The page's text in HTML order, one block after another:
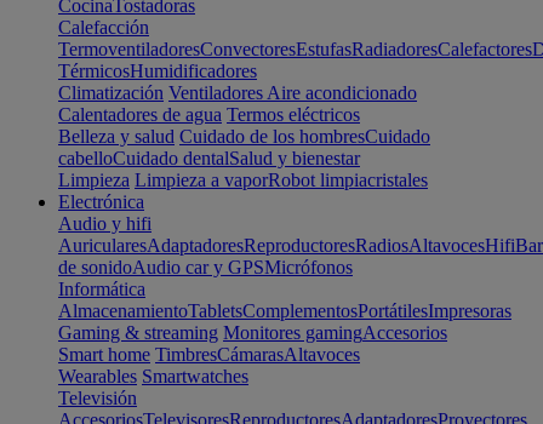
CocinaTostadoras
Calefacción
TermoventiladoresConvectoresEstufasRadiadoresCalefactores
TérmicosHumidificadores
Climatización Ventiladores Aire acondicionado
Calentadores de agua Termos eléctricos
Belleza y salud Cuidado de los hombresCuidado
cabelloCuidado dentalSalud y bienestar
Limpieza Limpieza a vaporRobot limpiacristales
Electrónica
Audio y hifi
AuricularesAdaptadoresReproductoresRadiosAltavocesHifi
de sonidoAudio car y GPSMicrófonos
Informática
AlmacenamientoTabletsComplementosPortátilesImpresoras
Gaming & streaming Monitores gamingAccesorios
Smart home TimbresCámarasAltavoces
Wearables Smartwatches
Televisión
AccesoriosTelevisoresReproductoresAdaptadoresProyectores